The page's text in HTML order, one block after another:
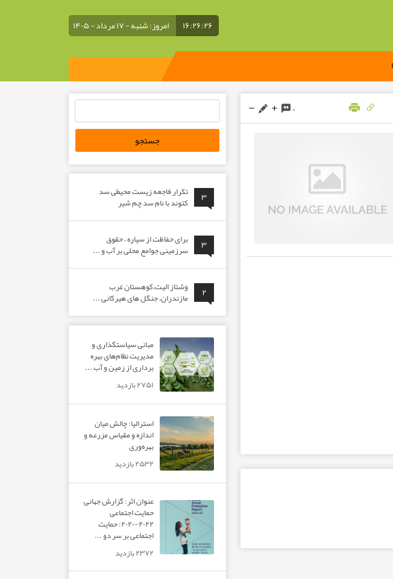
۱۶:۲۶:۲۶ امروز: شنبه - ۱۷ مرداد - ۱۴۰۵
۰
۳
تکرار فاجعه زیست محیطی سد
کتوند با نام سد چم شیر
۳
برای حفاظت از سیاره ، حقوق
سرزمینی جوامع محلی بر آب و ...
۲
وَشتاز الیت،کوهستان غرب
مازندران، جنگل های هیرکانی ...
مبانی سیاستگذاری و
مدیریت نظام‌های بهره‌
برداری از زمین و آب ...
۲۷۵۱ بازدید
استرالیا: چالش میان
اندازه و مقیاس مزرعه و
بهره‌وری
۲۵۳۲ بازدید
عنوان اثر: گزارش جهانی
حمایت اجتماعی
۲۰۲۲-۲۰۲۰: حمایت
اجتماعی بر سر دو ...
۲۳۷۲ بازدید